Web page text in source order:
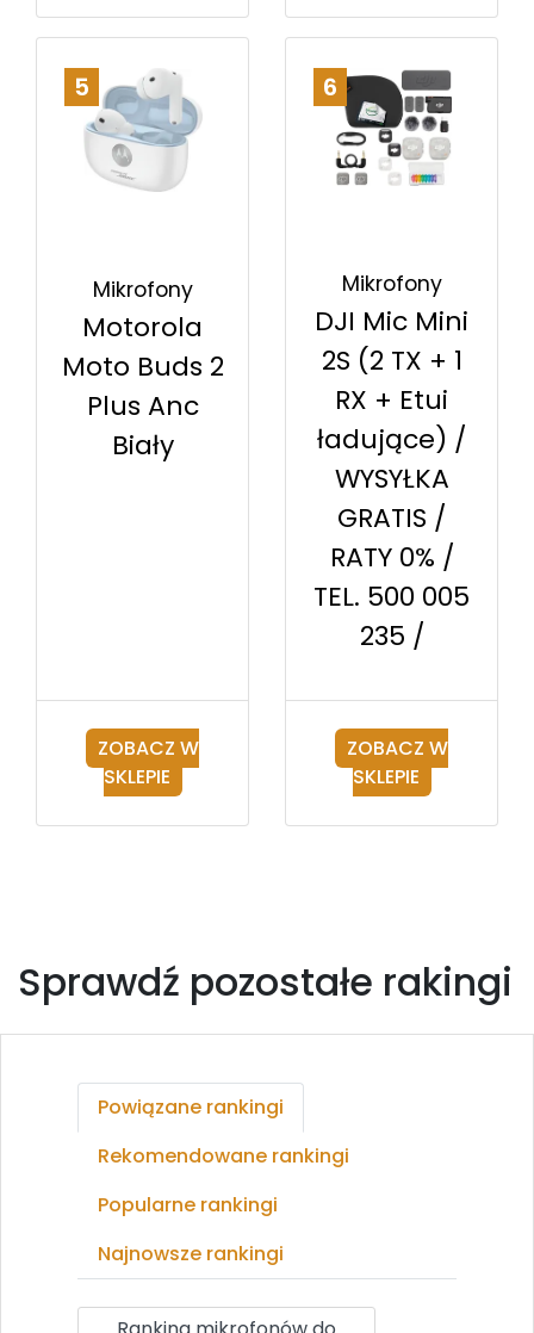
5
Mikrofony
Motorola
Moto Buds 2
Plus Anc
Biały
ZOBACZ W
SKLEPIE
6
Mikrofony
DJI Mic Mini
2S (2 TX + 1
RX + Etui
ładujące) /
WYSYŁKA
GRATIS /
RATY 0% /
TEL. 500 005
235 /
ZOBACZ W
SKLEPIE
Sprawdź pozostałe rakingi
Powiązane rankingi
Rekomendowane rankingi
Popularne rankingi
Najnowsze rankingi